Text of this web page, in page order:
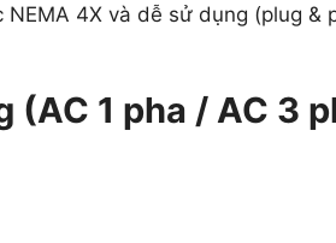
4X và dễ sử dụng (plug &
1 pha / AC 3